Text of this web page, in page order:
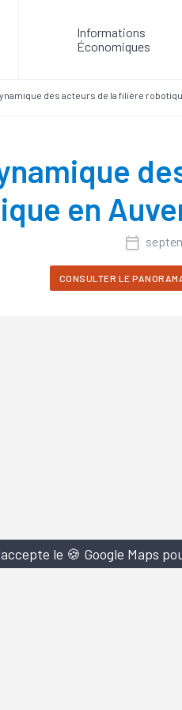
Informations
Économiques
des acteurs de la filière
en
CONSULTER LE
le 🍪 Google Maps